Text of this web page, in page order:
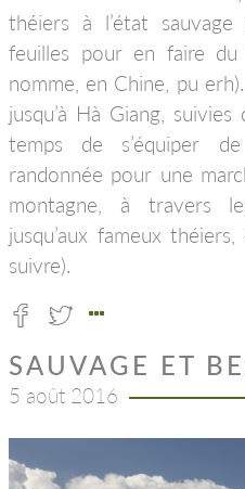
théiers à l’état
feuilles pour en faire du
nomme, en Chine, pu
jusqu’à Hà Giang,
temps de s’équiper
randonnée pour une
montagne, à travers
jusqu’aux fameux
suivre).
SAUVAGE ET
5 août 2016